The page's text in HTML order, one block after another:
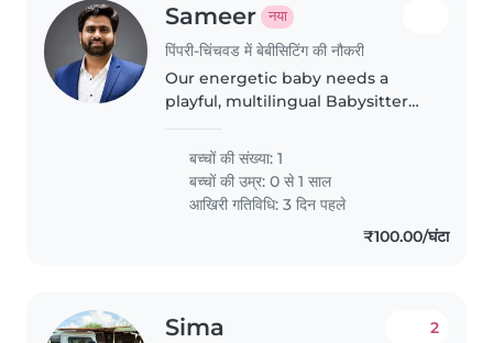
Sameer नया
पिंपरी-चिंचवड में बेबीसिटिंग की नौकरी
Our energetic baby needs a
playful, multilingual Babysitter
Hindi & Marathi speakers
preferred—let's chat about my
energetic little one's routine
बच्चों की संख्या: 1
बच्चों की उम्र:0 से 1 साल
आखिरी गतिविधि: 3 दिन पहले
₹100.00/घंटा
Sima 2